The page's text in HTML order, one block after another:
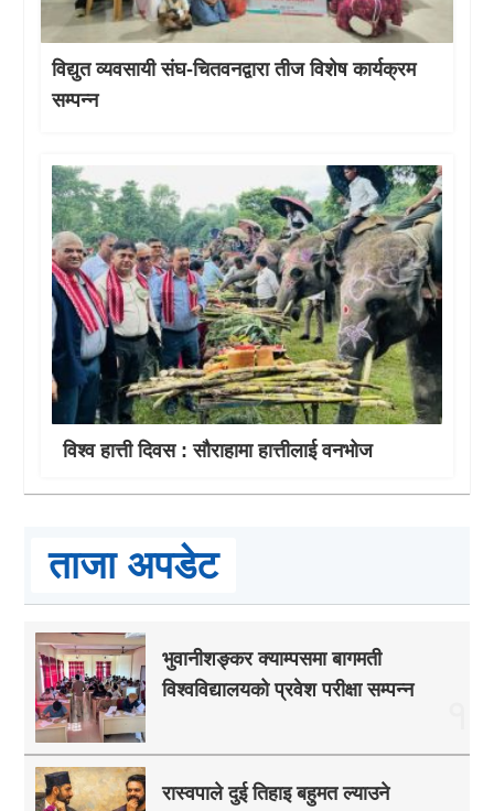
विद्युत व्यवसायी संघ-चितवनद्वारा तीज विशेष कार्यक्रम
सम्पन्न
विश्व हात्ती दिवस : सौराहामा हात्तीलाई वनभोज
ताजा अपडेट
भुवानीशङ्कर क्याम्पसमा बागमती
विश्वविद्यालयको प्रवेश परीक्षा सम्पन्न
रास्वपाले दुई तिहाइ बहुमत ल्याउने